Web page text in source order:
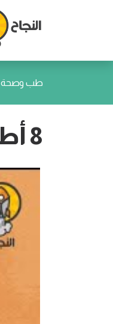
طب وصحة
8 أطعمة ممنوعة خلال فترة الحمل